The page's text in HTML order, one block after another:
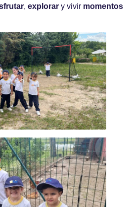
, explorar y vivir momentos